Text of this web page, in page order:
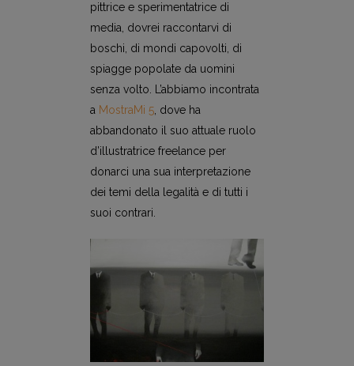
pittrice e sperimentatrice di
media, dovrei raccontarvi di
boschi, di mondi capovolti, di
spiagge popolate da uomini
senza volto. L’abbiamo incontrata
a MostraMi 5, dove ha
abbandonato il suo attuale ruolo
d’illustratrice freelance per
donarci una sua interpretazione
dei temi della legalità e di tutti i
suoi contrari.